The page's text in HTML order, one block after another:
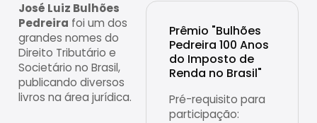
José Luiz Bulhões
Pedreira foi um dos
grandes nomes do
Direito Tributário e
Societário no Brasil,
publicando diversos
livros na área jurídica.
Prêmio "Bulhões
Pedreira 100 Anos
do Imposto de
Renda no Brasil"
Pré-requisito para
participação: